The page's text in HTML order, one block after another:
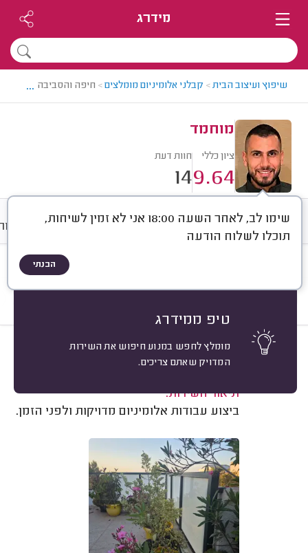
מידרג
שיפוץ ועיצוב הבית> קבלני אלומיניום מומלצים> חיפה והסביבה > קבלן
...
מוחמד
ציון כללי
9.64
חוות דעת
14
שימו לב, לאחר השעה 18:00 אני לא זמין לשיחות,
תוכלו לשלוח הודעה
הבנתי
טיפ ממידרג
מומלץ לחפש במנוע חיפוש את השירות
המדויק שאתם צריכים.
חוות דעת ממוצע גלריה
ענת ק. חיפה.
משוב: 18/06/2026
תיאור השירות:
ביצוע עבודות אלומיניום מדויקות ולפני הזמן.
10